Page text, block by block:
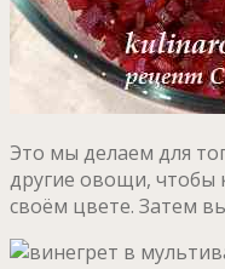
Это мы делаем для
другие овощи, чтобы
своём цвете. Затем